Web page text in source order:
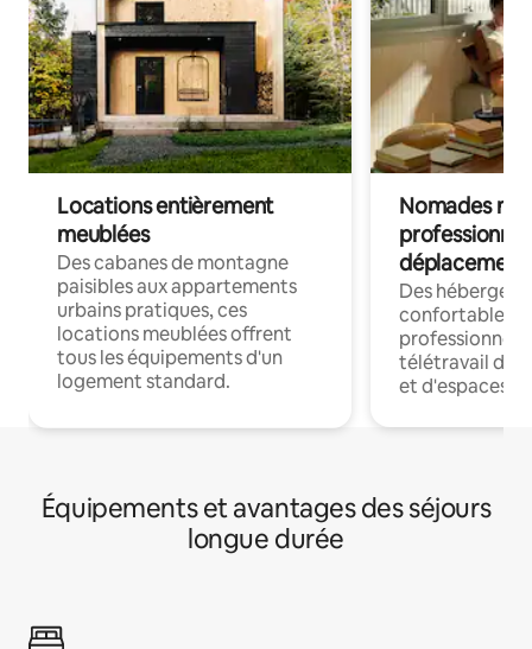
Locations entièrement
meublées
Des cabanes de montagne
paisibles aux appartements
urbains pratiques, ces
locations meublées offrent
tous les équipements d'un
logement standard.
Nomades
déplacement
Des
confortables
professionnels
télétravail
et d'espaces
Équipements et avantages des séjours
longue durée